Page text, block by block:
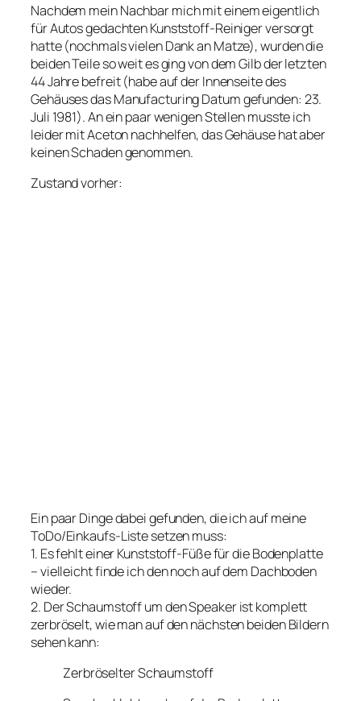
Nachdem mein Nachbar mich mit einem eigentlich
für Autos gedachten Kunststoff-Reiniger versorgt
hatte (nochmals vielen Dank an Matze), wurden die
beiden Teile so weit es ging von dem Gilb der letzten
44 Jahre befreit (habe auf der Innenseite des
Gehäuses das Manufacturing Datum gefunden: 23.
Juli 1981). An ein paar wenigen Stellen musste ich
leider mit Aceton nachhelfen, das Gehäuse hat aber
keinen Schaden genommen.
Zustand vorher:
Ein paar Dinge dabei gefunden, die ich auf meine
ToDo/Einkaufs-Liste setzen muss:
1. Es fehlt einer Kunststoff-Füße für die Bodenplatte
– vielleicht finde ich den noch auf dem Dachboden
wieder.
2. Der Schaumstoff um den Speaker ist komplett
zerbröselt, wie man auf den nächsten beiden Bildern
sehen kann:
Zerbröselter Schaumstoff